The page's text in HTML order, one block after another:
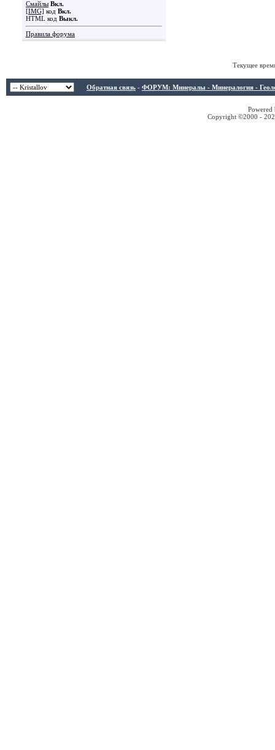
Смайлы Вкл.
[IMG] код Вкл.
HTML код Выкл.
Правила форума
Текущее
Обратная связь - ФОРУМ: Минералы - Минералогия -
Copyright ©2000 -